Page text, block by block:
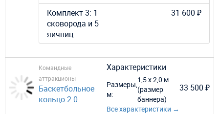
Комплект 3: 1
сковорода и 5
яичниц
31 600 ₽
Командные
аттракционы
Баскетбольное
кольцо 2.0
Характеристики
Размеры,
м:
1,5 х 2,0 м
(размер
баннера)
Все характеристики →
33 500 ₽